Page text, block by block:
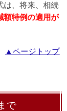
は、将来、相続
額特例の適用が
▲ページトップ
で